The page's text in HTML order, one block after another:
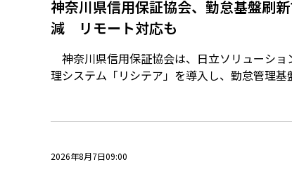
神奈川県信用保証協会、勤怠基盤刷
減 リモート対応も
神奈川県信用保証協会は、日立ソリューショ
理システム「リシテア」を導入し、勤怠管理
2026年8月7日09:00